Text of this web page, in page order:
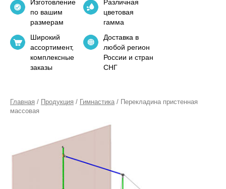
Изготовление
по вашим
размерам
Различная
цветовая
гамма
Широкий
ассортимент,
комплексные
заказы
Доставка в
любой регион
России и стран
СНГ
Главная / Продукция / Гимнастика / Перекладина пристенная
массовая